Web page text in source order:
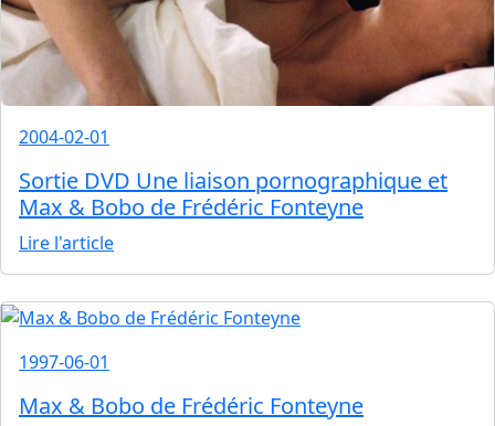
2004-02-01
Sortie DVD Une liaison pornographique et
Max & Bobo de Frédéric Fonteyne
Lire l'article
1997-06-01
Max & Bobo de Frédéric Fonteyne